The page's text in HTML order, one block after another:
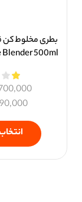
بطری مخلوط کن
Blender 500ml